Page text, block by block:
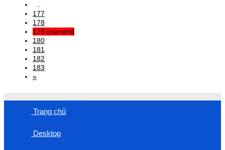
177
178
179 (current)
180
181
182
183
»
Trang chủ
Desktop